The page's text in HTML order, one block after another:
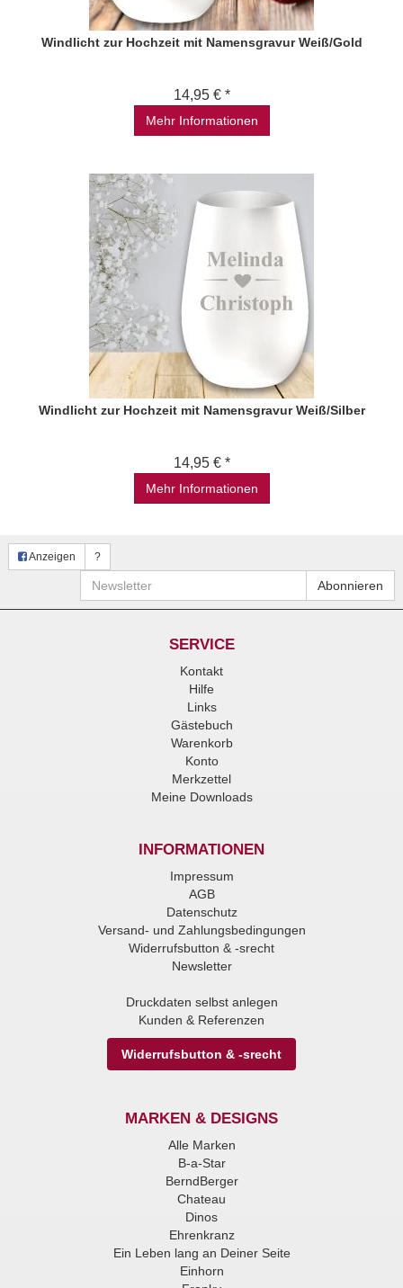
Windlicht zur Hochzeit mit Namensgravur Weiß/Gold
14,95 € *
Mehr Informationen
Windlicht zur Hochzeit mit Namensgravur Weiß/Silber
14,95 € *
Mehr Informationen
Anzeigen ?
Newsletter Abonnieren
SERVICE
Kontakt
Hilfe
Links
Gästebuch
Warenkorb
Konto
Merkzettel
Meine Downloads
INFORMATIONEN
Impressum
AGB
Datenschutz
Versand- und Zahlungsbedingungen
Widerrufsbutton & -srecht
Newsletter
Druckdaten selbst anlegen
Kunden & Referenzen
Widerrufsbutton & -srecht
MARKEN & DESIGNS
Alle Marken
B-a-Star
BerndBerger
Chateau
Dinos
Ehrenkranz
Ein Leben lang an Deiner Seite
Einhorn